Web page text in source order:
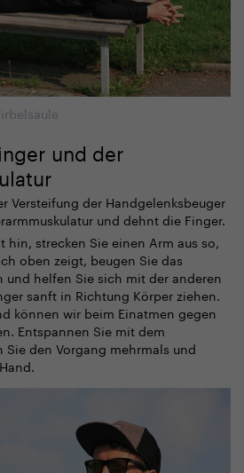
und der
Versteifung der Handgelenksbeuger
und dehnt die Finger.
hin, strecken Sie einen Arm aus so,
oben zeigt, beugen Sie das
und helfen Sie sich mit der anderen
sanft in Richtung Körper ziehen.
können wir beim Einatmen gegen
Entspannen Sie mit dem
Sie den Vorgang mehrmals und